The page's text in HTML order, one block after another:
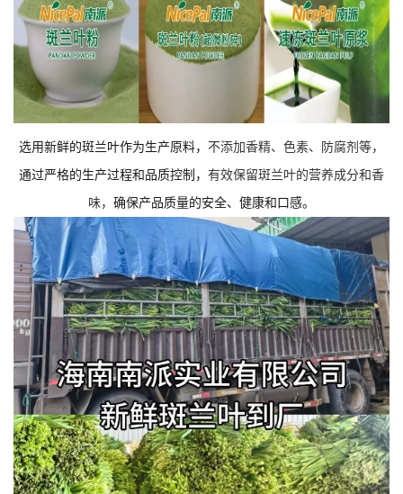
选用新鲜的斑兰叶作为生产原料， 不添加香精、色素、防腐剂等，
通过严格的生产过程和品质控制， 有效保留斑兰叶的营养成分和香
味， 确保产品质量的安全、健康和口感。